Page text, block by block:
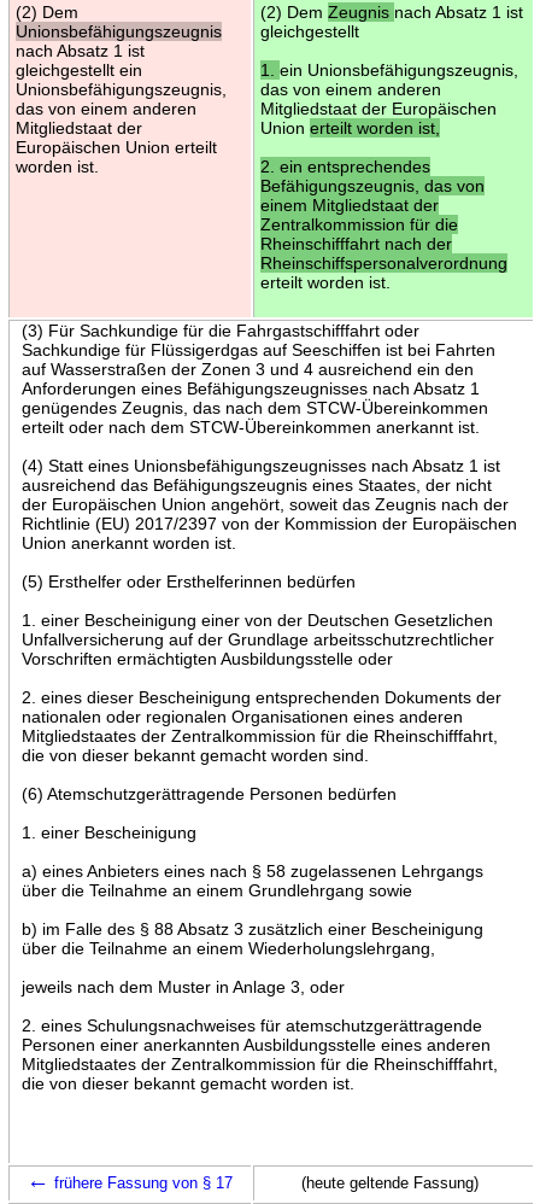
(2) Dem
Unionsbefähigungszeugnis
nach Absatz 1 ist
gleichgestellt ein
Unionsbefähigungszeugnis,
das von einem anderen
Mitgliedstaat der
Europäischen Union erteilt
worden ist.
(2) Dem Zeugnis nach Absatz 1 ist
gleichgestellt
1. ein Unionsbefähigungszeugnis,
das von einem anderen
Mitgliedstaat der Europäischen
Union erteilt worden ist,
2. ein entsprechendes
Befähigungszeugnis, das von
einem Mitgliedstaat der
Zentralkommission für die
Rheinschifffahrt nach der
Rheinschiffspersonalverordnung
erteilt worden ist.
(3) Für Sachkundige für die Fahrgastschifffahrt oder
Sachkundige für Flüssigerdgas auf Seeschiffen ist bei Fahrten
auf Wasserstraßen der Zonen 3 und 4 ausreichend ein den
Anforderungen eines Befähigungszeugnisses nach Absatz 1
genügendes Zeugnis, das nach dem STCW-Übereinkommen
erteilt oder nach dem STCW-Übereinkommen anerkannt ist.
(4) Statt eines Unionsbefähigungszeugnisses nach Absatz 1 ist
ausreichend das Befähigungszeugnis eines Staates, der nicht
der Europäischen Union angehört, soweit das Zeugnis nach der
Richtlinie (EU) 2017/2397 von der Kommission der Europäischen
Union anerkannt worden ist.
(5) Ersthelfer oder Ersthelferinnen bedürfen
1. einer Bescheinigung einer von der Deutschen Gesetzlichen
Unfallversicherung auf der Grundlage arbeitsschutzrechtlicher
Vorschriften ermächtigten Ausbildungsstelle oder
2. eines dieser Bescheinigung entsprechenden Dokuments der
nationalen oder regionalen Organisationen eines anderen
Mitgliedstaates der Zentralkommission für die Rheinschifffahrt,
die von dieser bekannt gemacht worden sind.
(6) Atemschutzgerättragende Personen bedürfen
1. einer Bescheinigung
a) eines Anbieters eines nach § 58 zugelassenen Lehrgangs
über die Teilnahme an einem Grundlehrgang sowie
b) im Falle des § 88 Absatz 3 zusätzlich einer Bescheinigung
über die Teilnahme an einem Wiederholungslehrgang,
jeweils nach dem Muster in Anlage 3, oder
2. eines Schulungsnachweises für atemschutzgerättragende
Personen einer anerkannten Ausbildungsstelle eines anderen
Mitgliedstaates der Zentralkommission für die Rheinschifffahrt,
die von dieser bekannt gemacht worden ist.
← frühere Fassung von § 17 (heute geltende Fassung)